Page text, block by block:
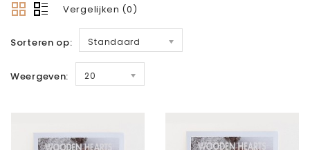
Vergelijken (0)
Sorteren op: Standaard
Weergeven: 20